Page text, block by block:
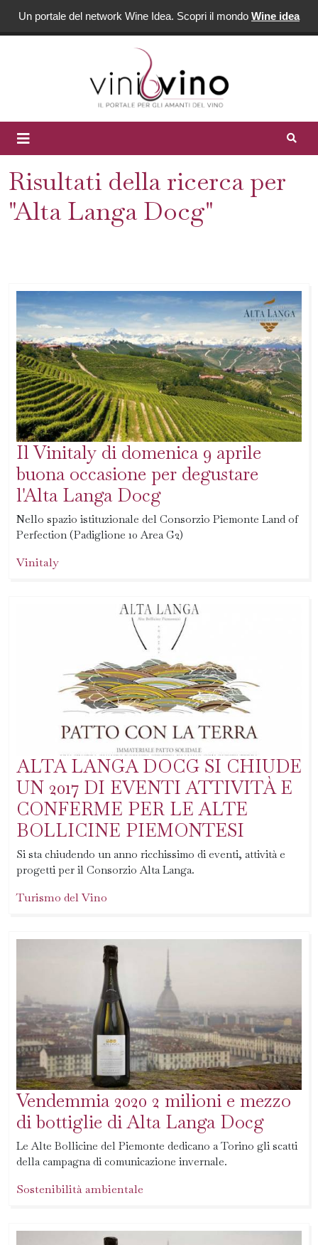
Un portale del network Wine Idea. Scopri il mondo Wine idea
Risultati della ricerca per
"Alta Langa Docg"
Il Vinitaly di domenica 9 aprile
buona occasione per degustare
l'Alta Langa Docg
Nello spazio istituzionale del Consorzio Piemonte Land of
Perfection (Padiglione 10 Area G2)
Vinitaly
ALTA LANGA DOCG SI CHIUDE
UN 2017 DI EVENTI ATTIVITÀ E
CONFERME PER LE ALTE
BOLLICINE PIEMONTESI
Si sta chiudendo un anno ricchissimo di eventi, attività e
progetti per il Consorzio Alta Langa.
Turismo del Vino
Vendemmia 2020 2 milioni e mezzo
di bottiglie di Alta Langa Docg
Le Alte Bollicine del Piemonte dedicano a Torino gli scatti
della campagna di comunicazione invernale.
Sostenibilità ambientale